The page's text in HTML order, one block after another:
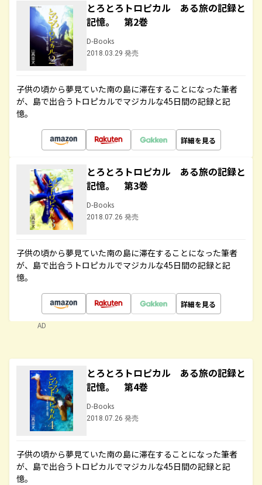
とろとろトロピカル ある旅の記録と
記憶。 第2巻
D-Books
2018.03.29 発売
子供の頃から夢見ていた南の島に滞在することになった筆者
が、島で出合うトロピカルでマジカルな45日間の記録と記
憶。
詳細を見る
とろとろトロピカル ある旅の記録と
記憶。 第3巻
D-Books
2018.07.26 発売
子供の頃から夢見ていた南の島に滞在することになった筆者
が、島で出合うトロピカルでマジカルな45日間の記録と記
憶。
詳細を見る
AD
とろとろトロピカル ある旅の記録と
記憶。 第4巻
D-Books
2018.07.26 発売
子供の頃から夢見ていた南の島に滞在することになった筆者
が、島で出合うトロピカルでマジカルな45日間の記録と記
憶。